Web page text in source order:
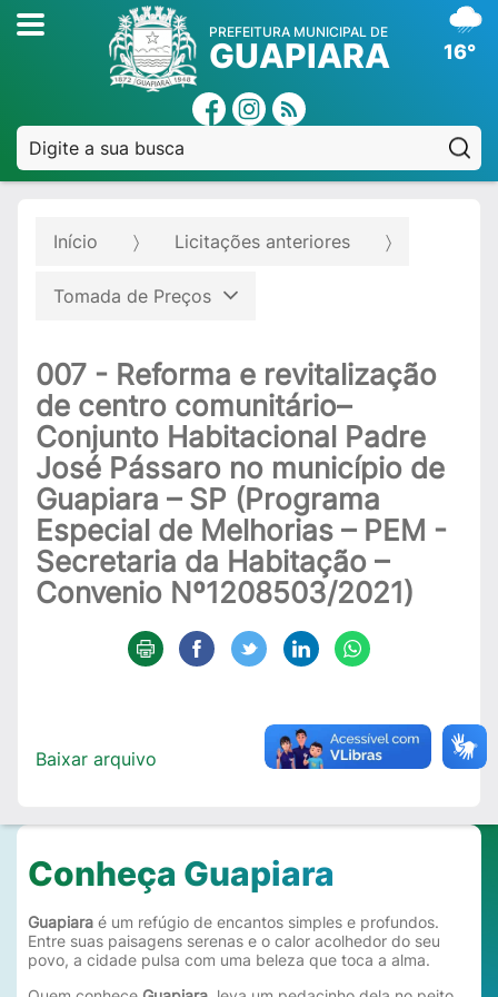
PREFEITURA MUNICIPAL DE
GUAPIARA 16°
Início Licitações anteriores
Tomada de Preços
007 - Reforma e revitalização
de centro comunitário–
Conjunto Habitacional Padre
José Pássaro no município de
Guapiara – SP (Programa
Especial de Melhorias – PEM -
Secretaria da Habitação –
Convenio Nº1208503/2021)
Baixar arquivo
Conheça Guapiara
Guapiara é um refúgio de encantos simples e profundos.
Entre suas paisagens serenas e o calor acolhedor do seu
povo, a cidade pulsa com uma beleza que toca a alma.